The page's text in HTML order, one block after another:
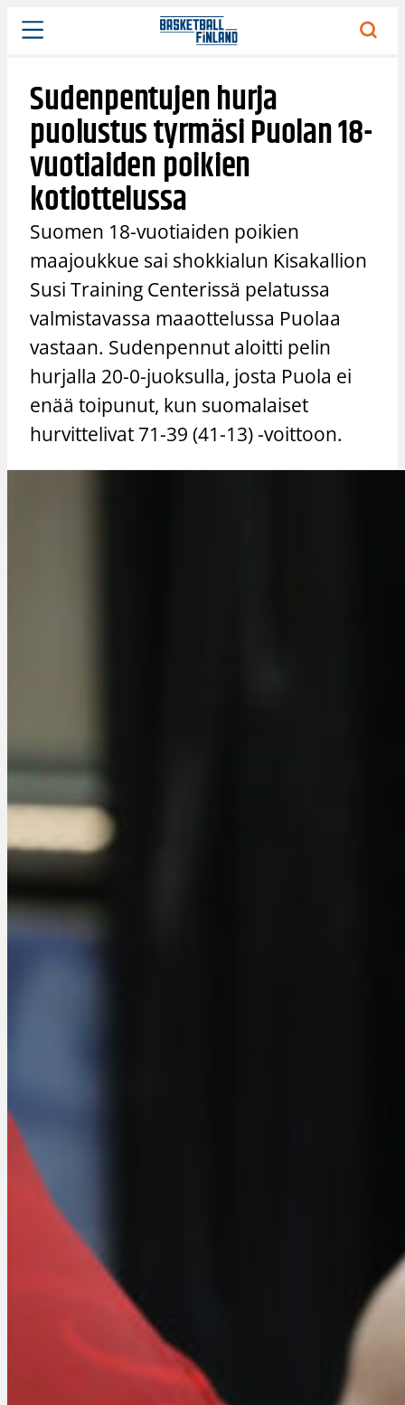
Siirry
sisältöön
Sudenpentujen hurja
puolustus tyrmäsi Puolan 18-
vuotiaiden poikien
kotiottelussa
Suomen 18-vuotiaiden poikien
maajoukkue sai shokkialun Kisakallion
Susi Training Centerissä pelatussa
valmistavassa maaottelussa Puolaa
vastaan. Sudenpennut aloitti pelin
hurjalla 20-0-juoksulla, josta Puola ei
enää toipunut, kun suomalaiset
hurvittelivat 71-39 (41-13) -voittoon.